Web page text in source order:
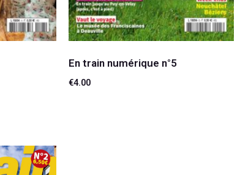
En train numérique n°5
€4.00